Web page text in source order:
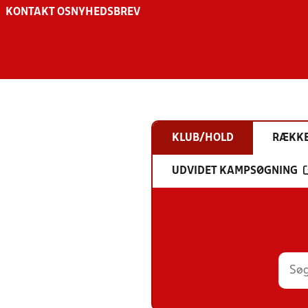
KONTAKT OS NYHEDSBREV
KLUB/HOLD
UDVIDET KAMPSØGNING